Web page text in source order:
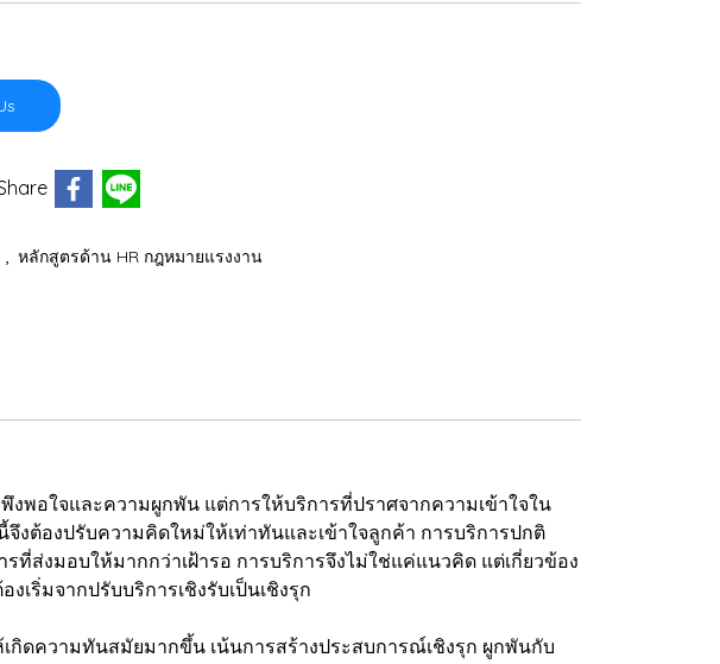
หลักสูตรด้าน HR กฎหมายแรงงาน
อใจและความผูกพัน แต่การให้บริการที่ปราศจากความเข้าใจใน
ต้องปรับความคิดใหม่ให้เท่าทันและเข้าใจลูกค้า การบริการปกติ
ที่ส่งมอบให้มากกว่าเฝ้ารอ การบริการจึงไม่ใช่แค่แนวคิด แต่เกี่ยวข้อง
ริ่มจากปรับบริการเชิงรับเป็นเชิงรุก
ดความทันสมัยมากขึ้น เน้นการสร้างประสบการณ์เชิงรุก ผูกพันกับ